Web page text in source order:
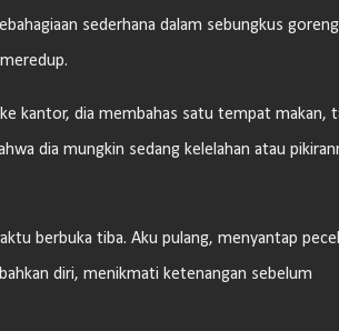
sederhana dalam sebungkus
kantor, dia membahas satu tempat makan,
dia mungkin sedang kelelahan atau
berbuka tiba. Aku pulang, menyantap
diri, menikmati ketenangan sebelum